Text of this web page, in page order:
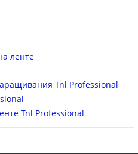
ленте
Tnl Professional
Tnl Professional